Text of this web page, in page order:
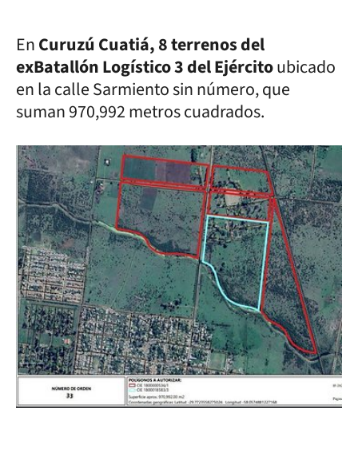
EnCuruzú Cuatiá, 8 terrenos del
exBatallón Logístico 3 del Ejércitoubicado
en la calle Sarmiento sin número, que
suman 970,992 metros cuadrados.